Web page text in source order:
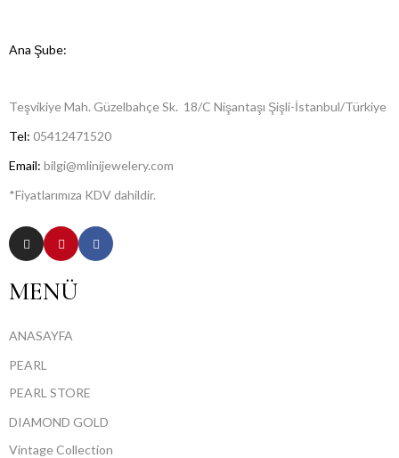
Ana Şube:
Teşvikiye Mah. Güzelbahçe Sk. 18/C Nişantaşı Şişli-İstanbul/Türkiye
Tel: 05412471520
Email: bilgi@mlinijewelery.com
*Fiyatlarımıza KDV dahildir.
MENÜ
ANASAYFA
PEARL
PEARL STORE
DIAMOND GOLD
Vintage Collection